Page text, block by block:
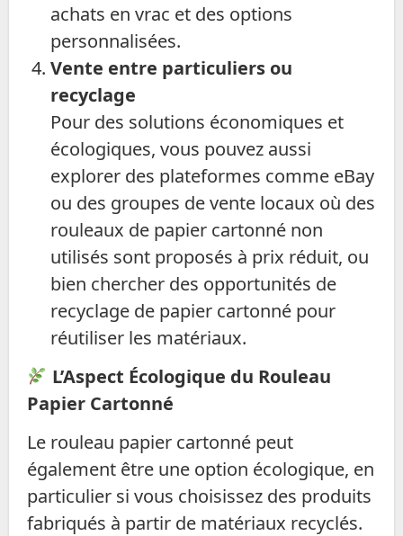
achats en vrac et des options
personnalisées.
Vente entre particuliers ou
recyclage
Pour des solutions économiques et
écologiques, vous pouvez aussi
explorer des plateformes comme eBay
ou des groupes de vente locaux où des
rouleaux de papier cartonné non
utilisés sont proposés à prix réduit, ou
bien chercher des opportunités de
recyclage de papier cartonné pour
réutiliser les matériaux.
L’Aspect Écologique du Rouleau
Papier Cartonné
Le rouleau papier cartonné peut
également être une option écologique, en
particulier si vous choisissez des produits
fabriqués à partir de matériaux recyclés.